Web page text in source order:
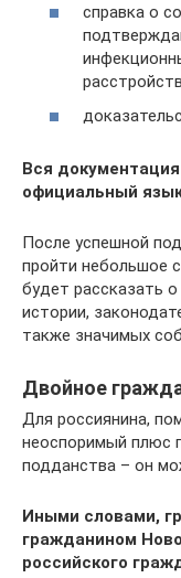
справка о
Вся
официальный
После успешной
пройти небольшое
будет рассказать
истории,
также значимых
Двойное
Для россиянина,
неоспоримый плюс
подданства – он
Иными словами,
гражданином
российского